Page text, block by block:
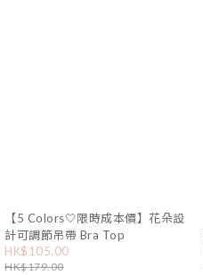
【5 Colors🤍限時成本價】花朵設
計可調節吊帶 Bra Top
HK$105.00
HK$179.00